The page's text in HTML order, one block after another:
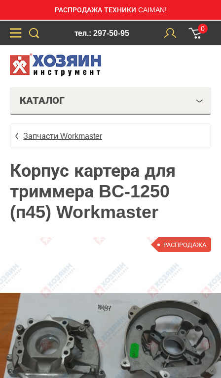
РАСПРОДАЖА ТЕХНИКИ CAIMAN!
тел.: 297-50-95
0
КАТАЛОГ
Запчасти Workmaster
Корпус картера для
триммера BC-1250
(п45) Workmaster
РАСПРОДАЖА